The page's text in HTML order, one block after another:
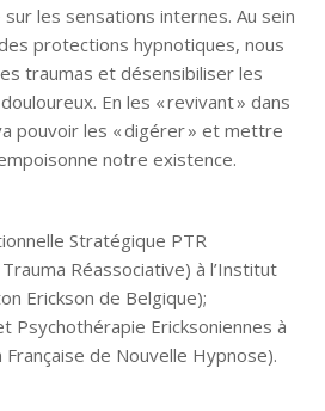
les sensations internes. Au sein
protections hypnotiques, nous
traumas et désensibiliser les
En les « revivant » dans
pouvoir les « digérer » et mettre
notre existence.
Stratégique PTR
Réassociative) à l’Institut
Erickson de Belgique);
Psychothérapie Ericksoniennes à
Française de Nouvelle Hypnose).